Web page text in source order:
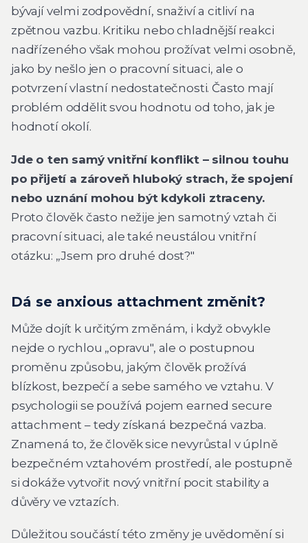
bývají velmi zodpovědní, snaživí a citliví na
zpětnou vazbu. Kritiku nebo chladnější reakci
nadřízeného však mohou prožívat velmi osobně,
jako by nešlo jen o pracovní situaci, ale o
potvrzení vlastní nedostatečnosti. Často mají
problém oddělit svou hodnotu od toho, jak je
hodnotí okolí.
Jde o ten samý vnitřní konflikt – silnou touhu
po přijetí a zároveň hluboký strach, že spojení
nebo uznání mohou být kdykoli ztraceny.
Proto člověk často nežije jen samotný vztah či
pracovní situaci, ale také neustálou vnitřní
otázku: „Jsem pro druhé dost?"
Dá se anxious attachment změnit?
Může dojít k určitým změnám, i když obvykle
nejde o rychlou „opravu", ale o postupnou
proměnu způsobu, jakým člověk prožívá
blízkost, bezpečí a sebe samého ve vztahu. V
psychologii se používá pojem earned secure
attachment – tedy získaná bezpečná vazba.
Znamená to, že člověk sice nevyrůstal v úplně
bezpečném vztahovém prostředí, ale postupně
si dokáže vytvořit nový vnitřní pocit stability a
důvěry ve vztazích.
Důležitou součástí této změny je uvědomění si